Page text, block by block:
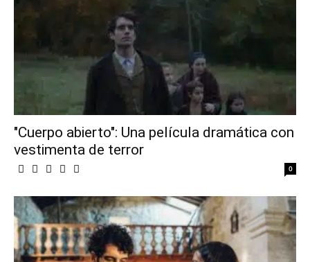
"Cuerpo abierto": Una película dramática con
vestimenta de terror
0